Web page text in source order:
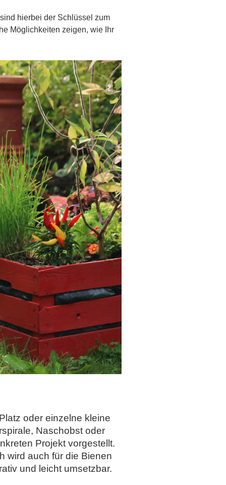
hierbei der Schlüssel zum
Möglichkeiten zeigen, wie Ihr
oder einzelne kleine
Naschobst oder
Projekt vorgestellt.
wird auch für die Bienen
und leicht umsetzbar.